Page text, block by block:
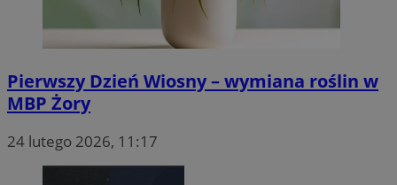
Pierwszy Dzień Wiosny – wymiana roślin w
MBP Żory
24 lutego 2026, 11:17